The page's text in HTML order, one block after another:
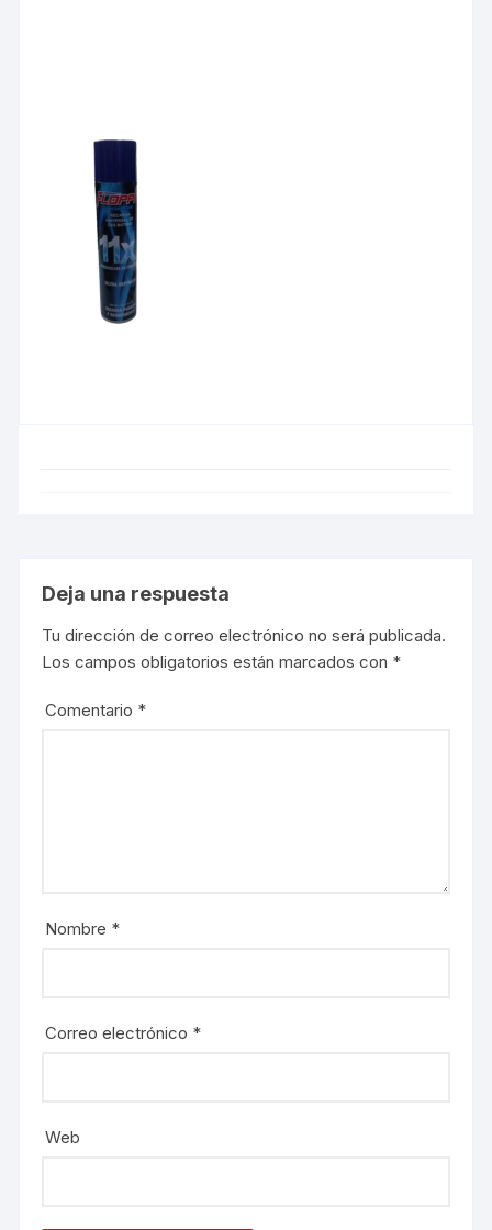
Deja una respuesta
Tu dirección de correo electrónico no será publicada.
Los campos obligatorios están marcados con *
Comentario *
Nombre *
Correo electrónico *
Web